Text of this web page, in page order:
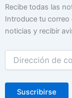
Recibe todas las
Introduce tu
noticias y recibir
Dirección
de
electrónico
Suscribirse